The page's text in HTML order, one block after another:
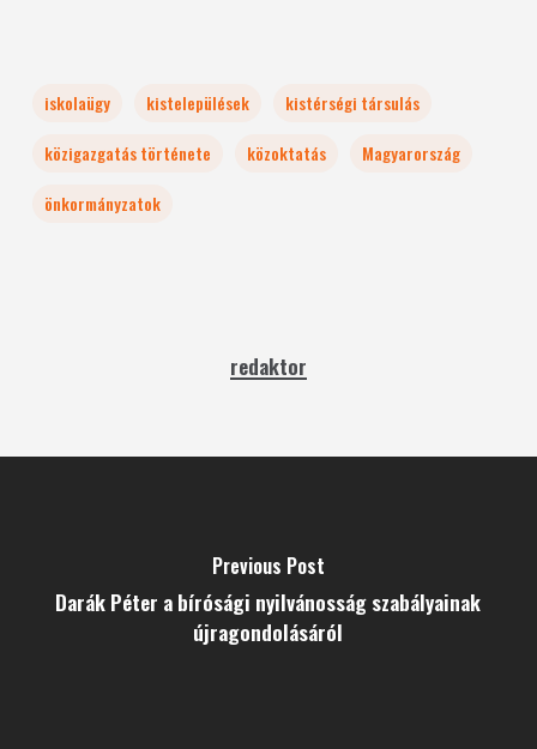
iskolaügy kistelepülések
kistérségi társulás
közigazgatás története
közoktatás
Magyarország
önkormányzatok
redaktor
Previous Post
Darák Péter a bírósági nyilvánosság szabályainak
újragondolásáról